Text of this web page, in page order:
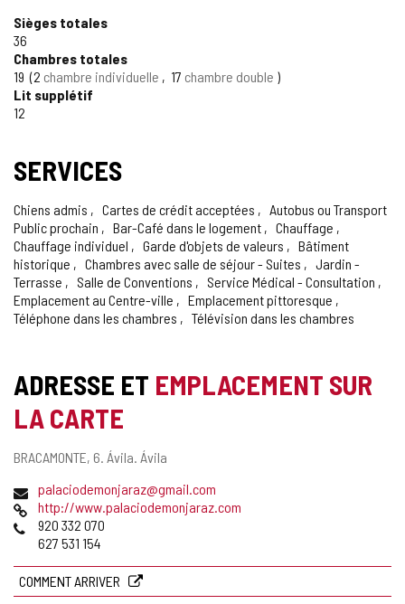
Sièges totales
36
Chambres totales
19 2 chambre individuelle 17 chambre double
Lit supplétif
12
SERVICES
Chiens admis Cartes de crédit acceptées
Autobus ou Transport
Public prochain
Bar-Café dans le logement
Chauffage
Chauffage individuel
Garde d'objets de valeurs
Bâtiment
historique
Chambres avec salle de séjour - Suites
Jardin -
Terrasse
Salle de Conventions
Service Médical - Consultation
Emplacement au Centre-ville
Emplacement pittoresque
Téléphone dans les chambres
Télévision dans les chambres
ADRESSE ET EMPLACEMENT SUR
LA CARTE
Adresse
BRACAMONTE, 6. Ávila. Ávila
Adresse
de
courrier
électronique
palaciodemonjaraz@gmail.com
Page
Web
http://www.palaciodemonjaraz.com
Téléphones
920 332 070
627 531 154
COMMENT ARRIVER